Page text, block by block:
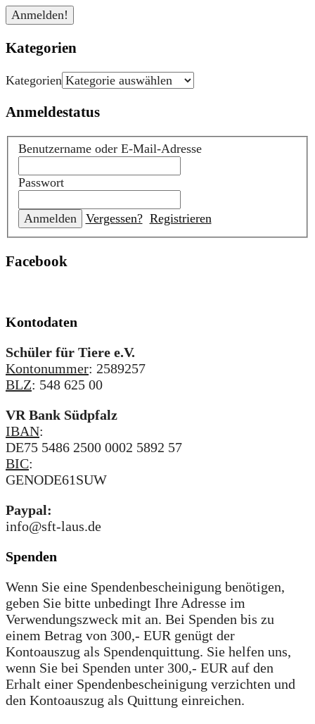
Kategorien
Kategorien
Anmeldestatus
Benutzername oder E-Mail-Adresse
Passwort
Vergessen? Registrieren
Facebook
Kontodaten
Schüler für Tiere e.V.
Kontonummer: 2589257
BLZ: 548 625 00
VR Bank Südpfalz
IBAN:
DE75 5486 2500 0002 5892 57
BIC:
GENODE61SUW
Paypal:
info@sft-laus.de
Spenden
Wenn Sie eine Spendenbescheinigung benötigen,
geben Sie bitte unbedingt Ihre Adresse im
Verwendungszweck mit an. Bei Spenden bis zu
einem Betrag von 300,- EUR genügt der
Kontoauszug als Spendenquittung. Sie helfen uns,
wenn Sie bei Spenden unter 300,- EUR auf den
Erhalt einer Spendenbescheinigung verzichten und
den Kontoauszug als Quittung einreichen.